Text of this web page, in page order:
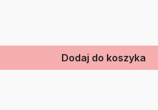
Dodaj do koszyka